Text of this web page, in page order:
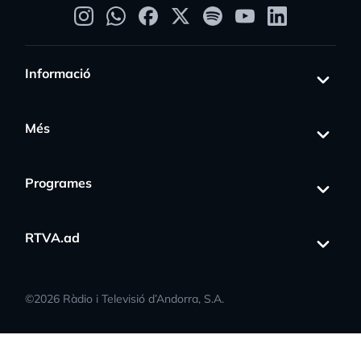
Informació
Més
Programes
RTVA.ad
©2026 Ràdio i Televisió d’Andorra, S.A.